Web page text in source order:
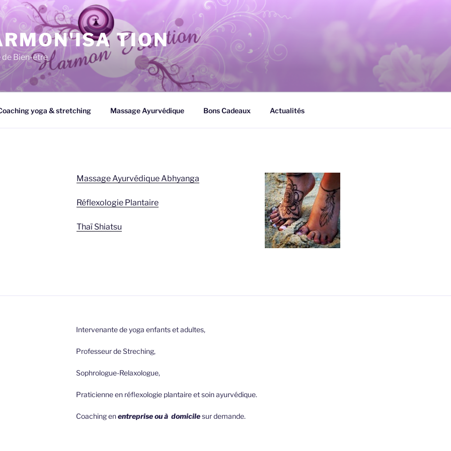
TION
de Bien-être
yoga & stretching Massage Ayurvédique Bons Cadeaux Actualités
Massage Ayurvédique Abhyanga
Réflexologie Plantaire
Thaï Shiatsu
Intervenante de yoga enfants et adultes,
Professeur de Streching,
Sophrologue-Relaxologue,
Praticienne en réflexologie plantaire et soin ayurvédique.
Coaching enentreprise ou à domicilesur demande.